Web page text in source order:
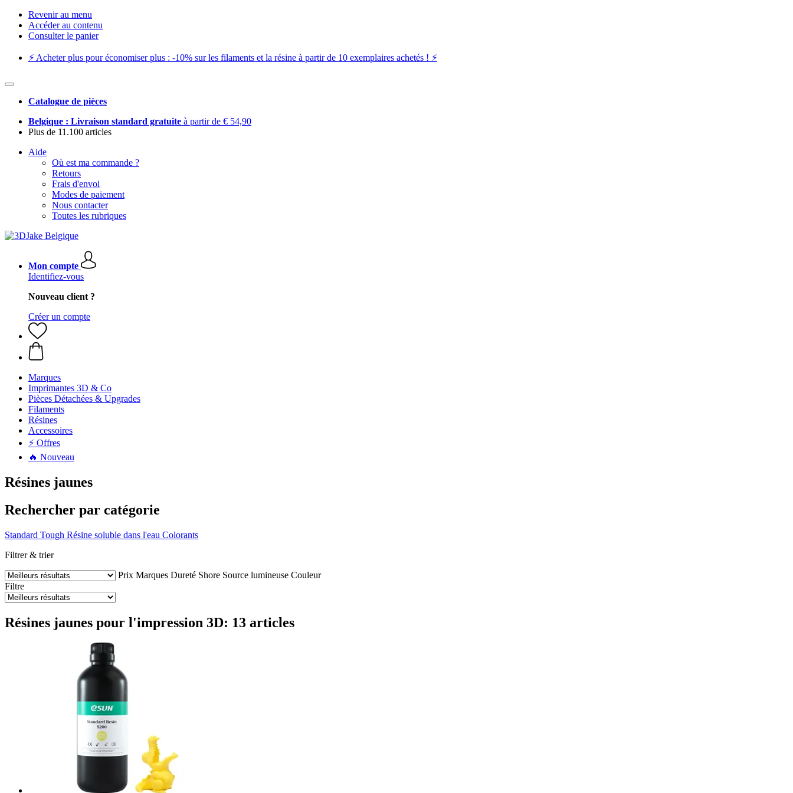
Revenir au menu
Accéder au contenu
Consulter le panier
⚡️ Acheter plus pour économiser plus : -10% sur les filaments et la résine à partir de 10 exemplaires achetés ! ⚡️
Catalogue de pièces
Belgique : Livraison standard gratuite à partir de € 54,90
Plus de 11.100 articles
Aide
Où est ma commande ?
Retours
Frais d'envoi
Modes de paiement
Nous contacter
Toutes les rubriques
Mon compte
Identifiez-vous
Nouveau client ?
Créer un compte
Marques
Imprimantes 3D & Co
Pièces Détachées & Upgrades
Filaments
Résines
Accessoires
⚡ Offres
🔥 Nouveau
Résines jaunes
Rechercher par catégorie
Standard Tough Résine soluble dans l'eau Colorants
Filtrer & trier
Prix Marques Dureté Shore Source lumineuse Couleur
Filtre
Résines jaunes pour l'impression 3D: 13 articles